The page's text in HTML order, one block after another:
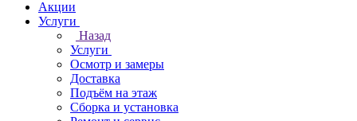
Акции
Услуги
Назад
Услуги
Осмотр и замеры
Доставка
Подъём на этаж
Сборка и установка